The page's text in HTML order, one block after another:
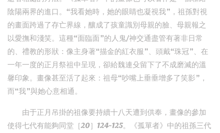
陰陽兩界的進口。“我看她時，她的眼睛也凝視我”，祖孫對視
的畫面跨過了存亡界線，釀成了孩童識別母親的臉、母親報之
以愛撫和淺笑。這種“面臨面”的人鬼/神交通盡管有著非日常
的、禮教的形狀：像主身著“描金的紅衣服”、頭戴“珠冠”、在
一年一度的正月祭祖中呈現，卻給魏連殳留下了不成磨滅的溫
馨印象。畫像甚至活了起來：祖母“吵嘴上垂垂增多了笑影”，
而“我”與她心意相通。
由于正月吊掛的祖像要持續十八天遭到供奉，畫像的參加
使得七代有能夠同堂［20］124-125。《孤單者》中的祖孫三代